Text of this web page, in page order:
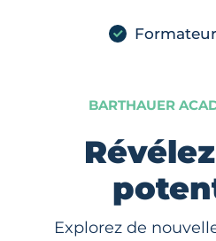
BARTHAUER
Explorez de